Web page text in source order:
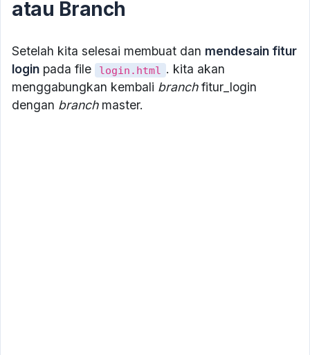
atau Branch
Setelah kita selesai membuat dan mendesain fitur
login pada file login.html
. kita akan
menggabungkan kembali branchfitur_login
dengan branchmaster.